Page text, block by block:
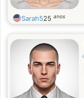
Sarah525 anos